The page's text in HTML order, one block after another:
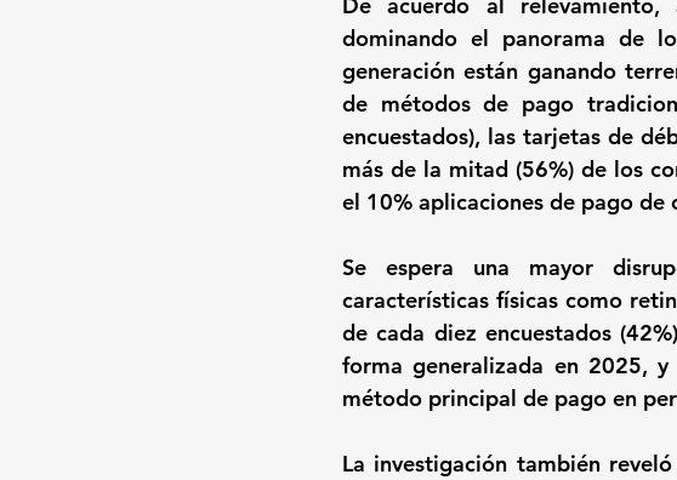
De acuerdo al
dominando el panorama de
generación están ganando
de métodos de pago
encuestados), las tarjetas de
más de la mitad (56%) de los
el 10% aplicaciones de pago de
Se espera una mayor
características físicas como
de cada diez encuestados
forma generalizada en 2025,
método principal de pago en
La investigación también